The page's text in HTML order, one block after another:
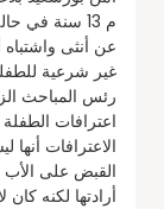
م 13 سنة في
عن أنثى
غير شرعية
رئس المباحث
اعترافات
الاعترافات
القبض على الأب
أرادتها لكنه